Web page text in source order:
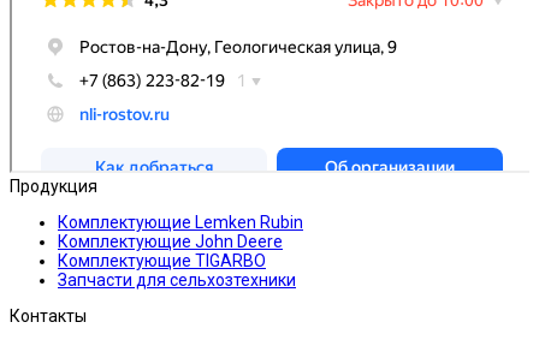
Продукция
Комплектующие Lemken Rubin
Комплектующие John Deere
Комплектующие TIGARBO
Запчасти для сельхозтехники
Контакты